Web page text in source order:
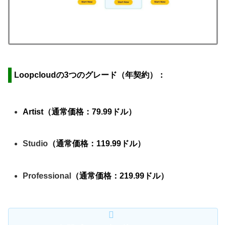
Loopcloudの3つのグレード（年契約）：
Artist（通常価格：79.99ドル）
Studio （通常価格：119.99ドル）
Professional （通常価格：219.99ドル）